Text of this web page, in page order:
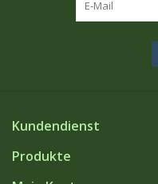
Kundendienst
Produkte